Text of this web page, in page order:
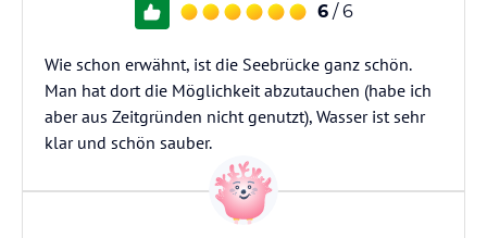
6 / 6
Wie schon erwähnt, ist die Seebrücke ganz schön.
Man hat dort die Möglichkeit abzutauchen (habe ich
aber aus Zeitgründen nicht genutzt), Wasser ist sehr
klar und schön sauber.